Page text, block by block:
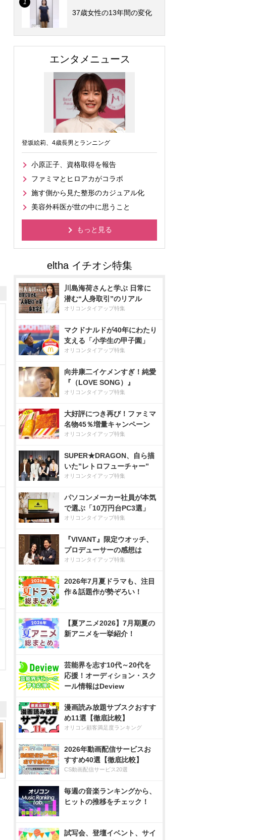
37歳女性の13年間の変化
エンタメニュース
登坂絵莉、4歳長男とランニング
小原正子、資格取得を報告
ファミマとヒロアカがコラボ
施す側から見た整形のカジュアル化
美容外科医が世の中に思うこと
もっと見る
川島海荷さんと学ぶ 日常に
潜む“人身取引”のリアル
オリコンタイアップ特集
マクドナルドが40年にわたり
支える「小学生の甲子園」
オリコンタイアップ特集
向井康二イケメンすぎ！純愛
『（LOVE SONG）』
オリコンタイアップ特集
大好評につき再び！ファミマ
名物45％増量キャンペーン
オリコンタイアップ特集
SUPER★DRAGON、自ら描
いた”レトロフューチャー”
オリコンタイアップ特集
パソコンメーカー社員が本気
で選ぶ「10万円台PC3選」
オリコンタイアップ特集
『VIVANT』限定ウオッチ、
プロデューサーの感想は
オリコンタイアップ特集
2026年7月夏ドラマも、注目
作＆話題作が勢ぞろい！
【夏アニメ2026】7月期夏の
新アニメを一挙紹介！
芸能界を志す10代～20代を
応援！オーディション・スク
ール情報はDeview
漫画読み放題サブスクおすす
め11選【徹底比較】
オリコン顧客満足度ランキング
2026年動画配信サービスお
すすめ40選【徹底比較】
CS動画配信サービス20選
毎週の音楽ランキングから、
ヒットの推移をチェック！
試写会、登壇イベント、サイ